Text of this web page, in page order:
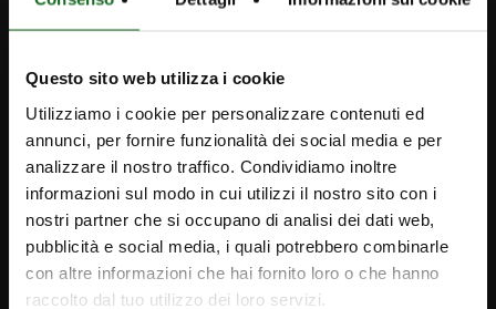
Questo sito web utilizza i cookie
Utilizziamo i cookie per personalizzare contenuti ed
annunci, per fornire funzionalità dei social media e per
analizzare il nostro traffico. Condividiamo inoltre
informazioni sul modo in cui utilizzi il nostro sito con i
nostri partner che si occupano di analisi dei dati web,
pubblicità e social media, i quali potrebbero combinarle
con altre informazioni che hai fornito loro o che hanno
raccolto dal tuo utilizzo dei loro servizi.
geral@caprariportugal.pt
PRODUTOS
Bombas de superfície
Bombas e motores submersíveis
Bombas e sistemas para águas residuais